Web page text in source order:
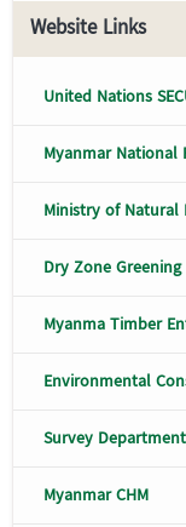
Website Links
United Nations
Myanmar National
Ministry of Natural
Dry Zone
Myanma Timber
Environmental
Survey Department
Myanmar CHM